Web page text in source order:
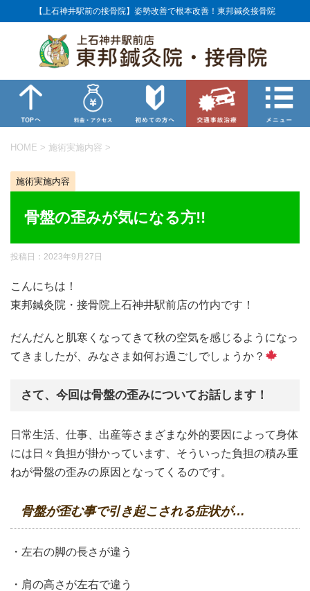
【上石神井駅前の接骨院】姿勢改善で根本改善！東邦鍼灸接骨院
HOME > 施術実施内容 >
施術実施内容
骨盤の歪みが気になる方!!
投稿日： 2023年9月27日
こんにちは！
東邦鍼灸院・接骨院上石神井駅前店の竹内です！
だんだんと肌寒くなってきて秋の空気を感じるようになっ
てきましたが、みなさま如何お過ごしでしょうか？
さて、今回は骨盤の歪みについてお話します！
日常生活、仕事、出産等さまざまな外的要因によって身体
には日々負担が掛かっています、そういった負担の積み重
ねが骨盤の歪みの原因となってくるのです。
骨盤が歪む事で引き起こされる症状が…
・左右の脚の長さが違う
・肩の高さが左右で違う